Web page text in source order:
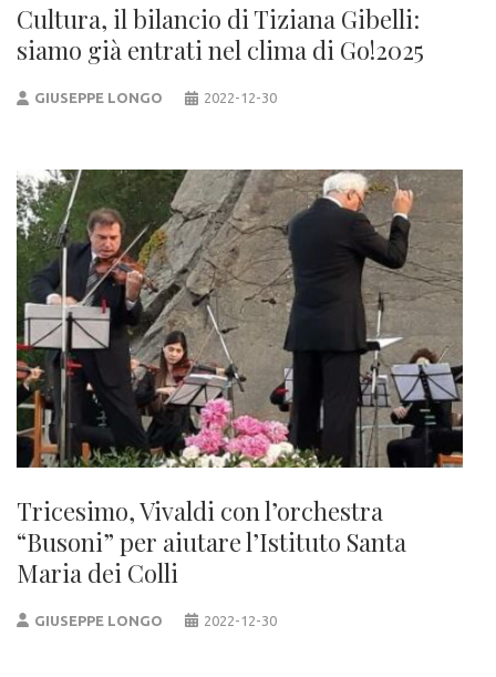
Cultura, il bilancio di Tiziana Gibelli:
siamo già entrati nel clima di Go!2025
GIUSEPPE LONGO 2022-12-30
Tricesimo, Vivaldi con l’orchestra
“Busoni” per aiutare l’Istituto Santa
Maria dei Colli
GIUSEPPE LONGO 2022-12-30